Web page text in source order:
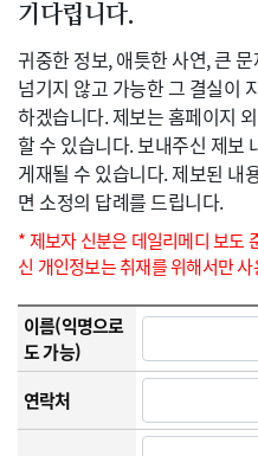
기다립니다.
귀중한 정보, 애틋한 사연, 큰
넘기지 않고 가능한 그 결실이
하겠습니다. 제보는 홈페이지
할 수 있습니다. 보내주신 제보
게재될 수 있습니다. 제보된 내
면 소정의 답례를 드립니다.
* 제보자 신분은 데일리메디 보도
신 개인정보는 취재를 위해서만
이름(익명으로
도 가능)
연락처